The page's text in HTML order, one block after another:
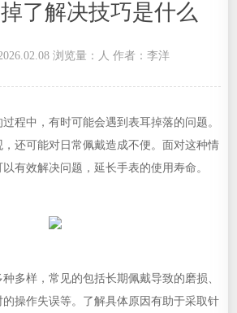
了解决技巧是什么
浏览量： 人 作者：李洋
中，有时可能会遇到表耳掉落的问题。
还可能对日常佩戴造成不便。面对这种情
有效解决问题，延长手表的使用寿命。
样，常见的包括长期佩戴导致的磨损、
操作失误等。了解具体原因有助于采取针